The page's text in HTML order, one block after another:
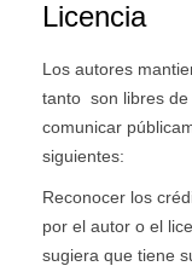
Licencia
Los autores
tanto son libres de
comunicar
siguientes:
Reconocer los
por el autor o el
sugiera que tiene